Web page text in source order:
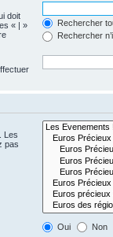
doit
« | »
Rechercher
Rechercher
Les
pas
Oui Non